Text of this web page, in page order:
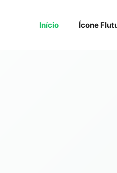
Início Ícone